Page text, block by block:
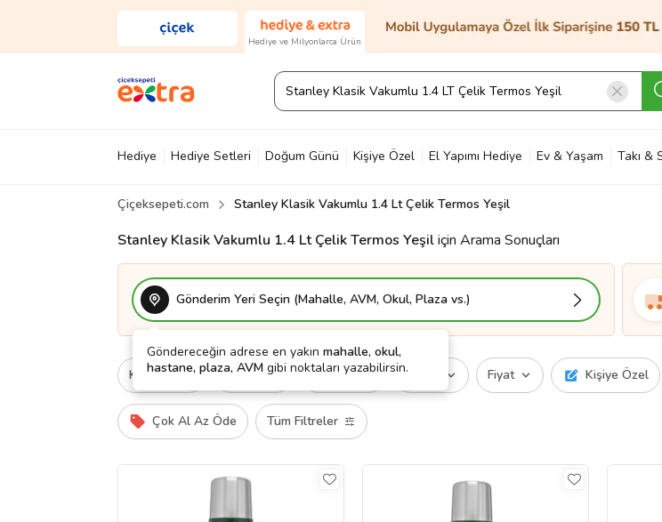
Hediye ve Milyonlarca Ürün
Hediye Hediye Setleri Doğum Günü Kişiye Özel El Yapımı Hediye Ev & Yaşam Takı &
Diğer Ayakkabı & Çanta Parfüm Yapı Market & Bahçe Petshop
Çiçeksepeti.com Stanley Klasik Vakumlu 1.4 Lt Çelik Termos Yeşil
Stanley Klasik Vakumlu 1.4 Lt Çelik Termos Yeşiliçin Arama Sonuçları
Gönderim Yeri Seçin (Mahalle, AVM, Okul, Plaza vs.)
Göndereceğin adrese en yakın mahalle, okul,
hastane, plaza, AVM gibi noktaları yazabilirsin.
Kategori Ne İçin Cinsiyet Marka Fiyat Kişiye Özel
Çok Al Az Öde Tüm Filtreler